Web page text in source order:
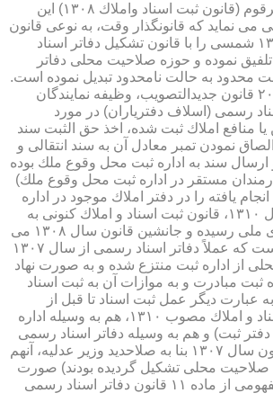
نحوه نگارش قانون مرقوم (قانون ثبت اسناد واملاك ۱۳۰۸) این
می نماید كه قانونگذار وقت، به نوعی قانون
ثبت اسناد مصوب ۱۳۰۲ شمسی را با قانون تشكیل دفاتر اسناد
رسمی مصوب ۱۳۰۷ تلفیق نموده و حوزه صلاحیت محلی دفاتر
محدود به حالت نامحدود تبدیل نموده است.
مضافاً مطابق ماده ۲۰۳ قانون جدیدالتصویب، وظیفه نمایندگان
رسمی (اسلاف دفتریاران) در مورد
منافع املاك ثبت شده، اخذ حق الثبت سند
نمودن تمبر معادل آن به سند انتقالی و
ارسال سند به اداره ثبت محل وقوع ملك بوده
مستقر در اداره ثبت محل وقوع ملك)
یافته را در دفتر املاك موجود در اداره
ثبت درج نمایند.در سال ۱۳۱۰، قانون ثبت اسناد و املاك كنونی به
تصویب مجلس شورای ملی رسیده و جانشین قانون سال ۱۳۰۸ می
گردد و این در حالی است كه عملاً دفاتر اسناد رسمی از سال ۱۳۰۷
از اداره ثبت منتزع شده و به صورت نهاد
ثبت مبادرت و به موازات آن به ثبت اسناد
عبارت دیگر عمل ثبت اسناد تا قبل از
تصویب قانون ثبت اسناد و املاك مصوب ۱۳۱۰، هم به وسیله اداره
ثبت) و هم به وسیله دفاتر اسناد رسمی
(كه توسط ماده ۱ قانون سال ۱۳۰۷ بنا به صلاحدید وزیر عدلیه، آنهم
محلی تشكیل گردیده بودند) صورت
می گیرد. (برداشت مفهومی از ماده ۱۱ قانون دفاتر اسناد رسمی